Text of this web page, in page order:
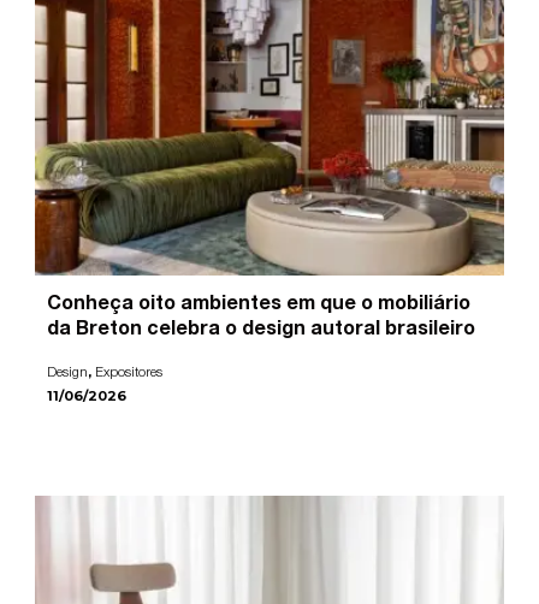
Conheça oito ambientes em que o mobiliário
da Breton celebra o design autoral brasileiro
Design, Expositores
11/06/2026